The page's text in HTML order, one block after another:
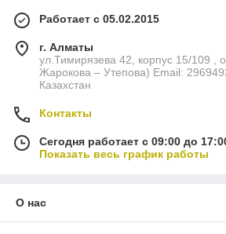
Работает с 05.02.2015
г. Алматы
ул.Тимирязева 42, корпус 15/109 ,
Жарокова – Утепова) Email:
Казахстан
Контакты
Сегодня работает с 09:00 до
Показать весь график работы
О нас